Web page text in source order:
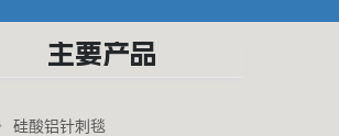
主要产品
硅酸铝针刺毯